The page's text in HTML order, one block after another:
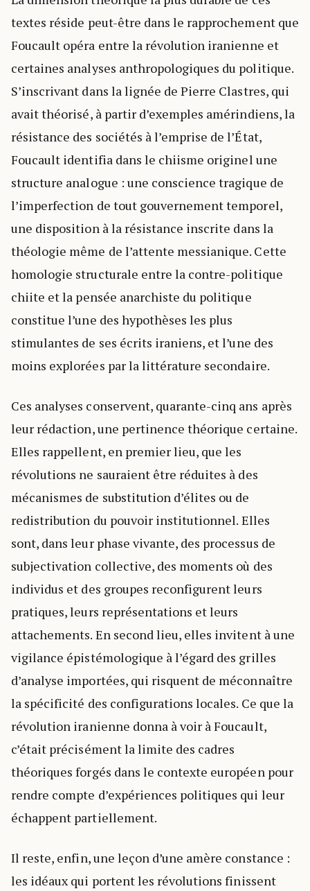
textes réside peut-être dans le rapprochement que
Foucault opéra entre la révolution iranienne et
certaines analyses anthropologiques du politique.
S’inscrivant dans la lignée de Pierre Clastres, qui
avait théorisé, à partir d’exemples amérindiens, la
résistance des sociétés à l’emprise de l’État,
Foucault identifia dans le chiisme originel une
structure analogue : une conscience tragique de
l’imperfection de tout gouvernement temporel,
une disposition à la résistance inscrite dans la
théologie même de l’attente messianique. Cette
homologie structurale entre la contre-politique
chiite et la pensée anarchiste du politique
constitue l’une des hypothèses les plus
stimulantes de ses écrits iraniens, et l’une des
moins explorées par la littérature secondaire.
Ces analyses conservent, quarante-cinq ans après
leur rédaction, une pertinence théorique certaine.
Elles rappellent, en premier lieu, que les
révolutions ne sauraient être réduites à des
mécanismes de substitution d’élites ou de
redistribution du pouvoir institutionnel. Elles
sont, dans leur phase vivante, des processus de
subjectivation collective, des moments où des
individus et des groupes reconfigurent leurs
pratiques, leurs représentations et leurs
attachements. En second lieu, elles invitent à une
vigilance épistémologique à l’égard des grilles
d’analyse importées, qui risquent de méconnaître
la spécificité des configurations locales. Ce que la
révolution iranienne donna à voir à Foucault,
c’était précisément la limite des cadres
théoriques forgés dans le contexte européen pour
rendre compte d’expériences politiques qui leur
échappent partiellement.
Il reste, enfin, une leçon d’une amère constance :
les idéaux qui portent les révolutions finissent